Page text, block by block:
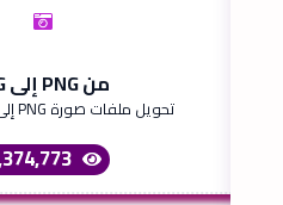
من PNG إلى JPG
تحويل ملفات صورة PNG إلى JPG بسهولة.
8,374,773